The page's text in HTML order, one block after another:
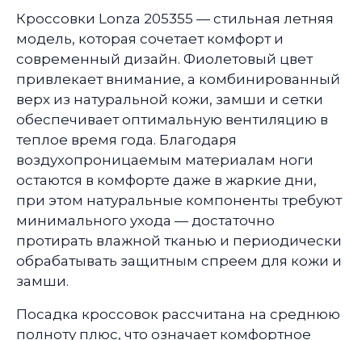
Кроссовки Lonza 205355 — стильная летняя
модель, которая сочетает комфорт и
современный дизайн. Фиолетовый цвет
привлекает внимание, а комбинированный
верх из натуральной кожи, замши и сетки
обеспечивает оптимальную вентиляцию в
теплое время года. Благодаря
воздухопроницаемым материалам ноги
остаются в комфорте даже в жаркие дни,
при этом натуральные компоненты требуют
минимального ухода — достаточно
протирать влажной тканью и периодически
обрабатывать защитным спреем для кожи и
замши.
Посадка кроссовок рассчитана на среднюю
полноту плюс, что означает комфортное